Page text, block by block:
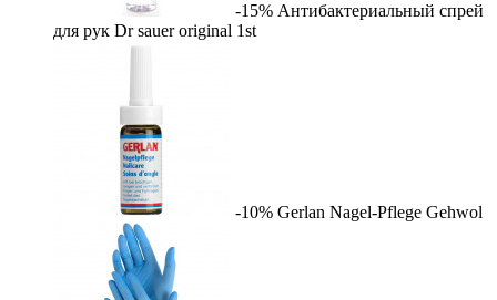
-15% Антибактериальный спрей
для рук Dr sauer original 1st
-10% Gerlan Nagel-Pflege Gehwol